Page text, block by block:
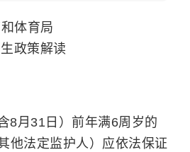
体育局
政策解读
8月31日）前年满6周岁的
他法定监护人）应依法保证